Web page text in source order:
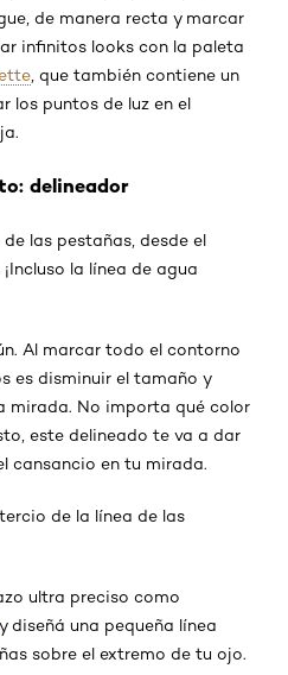
de manera recta y marcar
infinitos looks con la paleta
, que también contiene un
los puntos de luz en el
delineador
las pestañas, desde el
la línea de agua
Al marcar todo el contorno
es disminuir el tamaño y
mirada. No importa qué color
este delineado te va a dar
cansancio en tu mirada.
de la línea de las
ultra preciso como
y diseñá una pequeña línea
sobre el extremo de tu ojo.